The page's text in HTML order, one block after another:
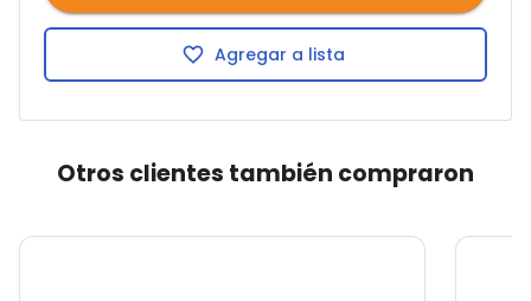
Agregar a lista
Otros clientes también compraron